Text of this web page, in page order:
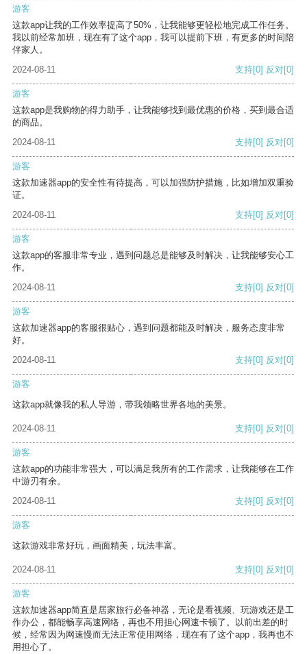
游客
这款app让我的工作效率提高了50%，让我能够更轻松地完成工作任务。
我以前经常加班，现在有了这个app，我可以提前下班，有更多的时间陪
伴家人。
2024-08-11
支持[0] 反对[0]
游客
这款app是我购物的得力助手，让我能够找到最优惠的价格，买到最合适
的商品。
2024-08-11
支持[0] 反对[0]
游客
这款加速器app的安全性有待提高，可以加强防护措施，比如增加双重验
证。
2024-08-11
支持[0] 反对[0]
游客
这款app的客服非常专业，遇到问题总是能够及时解决，让我能够安心工
作。
2024-08-11
支持[0] 反对[0]
游客
这款加速器app的客服很贴心，遇到问题都能及时解决，服务态度非常
好。
2024-08-11
支持[0] 反对[0]
游客
这款app就像我的私人导游，带我领略世界各地的美景。
2024-08-11 支持[0] 反对[0]
游客
这款app的功能非常强大，可以满足我所有的工作需求，让我能够在工作
中游刃有余。
2024-08-11
支持[0] 反对[0]
游客
这款游戏非常好玩，画面精美，玩法丰富。
2024-08-11 支持[0] 反对[0]
游客
这款加速器app简直是居家旅行必备神器，无论是看视频、玩游戏还是工
作办公，都能畅享高速网络，再也不用担心网速卡顿了。以前出差的时
候，经常因为网速慢而无法正常使用网络，现在有了这个app，我再也不
用担心了。